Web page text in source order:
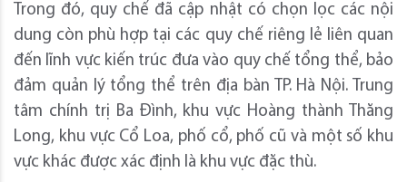
Trong đó, quy chế đã cập nhật có chọn lọc các nội
dung còn phù hợp tại các quy chế riêng lẻ liên quan
đến lĩnh vực kiến trúc đưa vào quy chế tổng thể, bảo
đảm quản lý tổng thể trên địa bàn TP. Hà Nội. Trung
tâm chính trị Ba Đình, khu vực Hoàng thành Thăng
Long, khu vực Cổ Loa, phố cổ, phố cũ và một số khu
vực khác được xác định là khu vực đặc thù.